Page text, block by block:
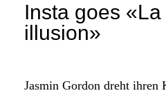
FAQ
Kontakt
Insta goes
illusion»
Jasmin Gordon dreht